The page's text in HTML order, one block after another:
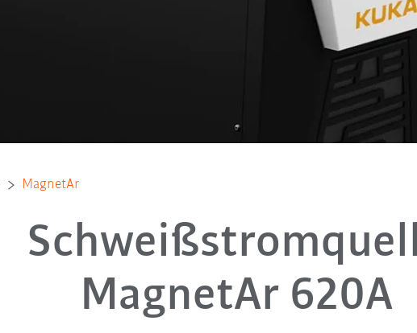
MagnetAr
MagnetAr 620A